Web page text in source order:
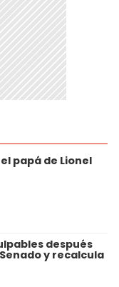
papá de Lionel
después
y recalcula